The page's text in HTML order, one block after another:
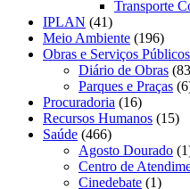
Transporte
IPLAN (41)
Meio Ambiente (196)
Obras e Serviços Públicos
Diário de Obras
Parques e Praças
Procuradoria (16)
Recursos Humanos (15)
Saúde (466)
Agosto Dourado
Centro de
Cinedebate (1)